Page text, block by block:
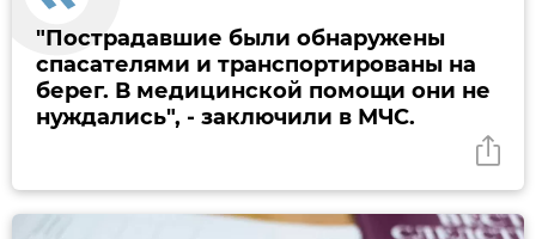
"Пострадавшие были обнаружены
спасателями и транспортированы на
берег. В медицинской помощи они не
нуждались", - заключили в МЧС.